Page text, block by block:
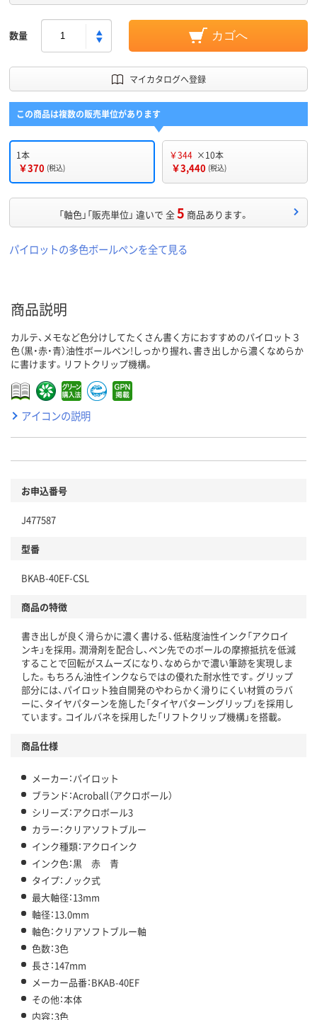
数量 カゴへ
マイカタログへ登録
この商品は複数の販売単位があります
1本
￥370 (税込)
￥344 ×10本
￥3,440 (税込)
「軸色」「販売単位」 違いで 全5 商品あります。
パイロットの多色ボールペンを全て見る
商品説明
カルテ、メモなど色分けしてたくさん書く方におすすめのパイロット３
色（黒・赤・青）油性ボールペン!しっかり握れ、書き出しから濃くなめらか
に書けます。リフトクリップ機構。
アイコンの説明
お申込番号
J477587
型番
BKAB-40EF-CSL
商品の特徴
書き出しが良く滑らかに濃く書ける、低粘度油性インク「アクロイ
ンキ」を採用。潤滑剤を配合し、ペン先でのボールの摩擦抵抗を低減
することで回転がスムーズになり、なめらかで濃い筆跡を実現しま
した。もちろん油性インクならではの優れた耐水性です。グリップ
部分には、パイロット独自開発のやわらかく滑りにくい材質のラバ
ーに、タイヤパターンを施した「タイヤパターングリップ」を採用し
ています。コイルバネを採用した「リフトクリップ機構」を搭載。
商品仕様
メーカー：パイロット
ブランド：Acroball（アクロボール）
シリーズ：アクロボール3
カラー：クリアソフトブルー
インク種類：アクロインク
インク色：黒 赤 青
タイプ：ノック式
最大軸径：13mm
軸径：13.0mm
軸色：クリアソフトブルー軸
色数：3色
長さ：147mm
メーカー品番：BKAB-40EF
その他：本体
内容：3色